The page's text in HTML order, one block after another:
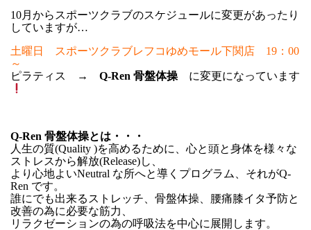
10月からスポーツクラブのスケジュールに変更があったり
していますが…
土曜日 スポーツクラブレフコゆめモール下関店 19：00
～
ピラティス → Q-Ren 骨盤体操に変更になっています
Q-Ren 骨盤体操とは・・・
人生の質(Quality )を高めるために、心と頭と身体を様々な
ストレスから解放(Release)し、
より心地よいNeutral な所へと導くプログラム、それがQ-
Ren です。
誰にでも出来るストレッチ、骨盤体操、腰痛膝イタ予防と
改善の為に必要な筋力、
リラクゼーションの為の呼吸法を中心に展開します。